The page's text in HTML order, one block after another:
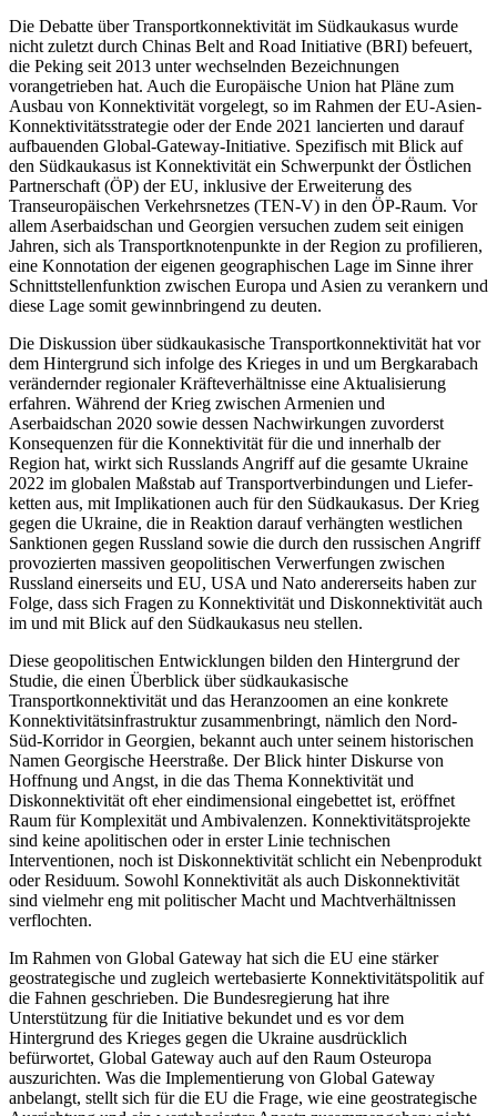
Die Debatte über Transportkonnektivität im Südkaukasus wurde
nicht zuletzt durch Chinas Belt and Road Initiative (BRI) befeuert,
die Peking seit 2013 unter wechselnden Bezeichnungen
vorangetrieben hat. Auch die Europäische Union hat Pläne zum
Ausbau von Konnektivität vorgelegt, so im Rahmen der EU-Asien-
Konnektivitätsstrategie oder der Ende 2021 lancierten und darauf
aufbauenden Global-Gateway-Initiative. Spezifisch mit Blick auf
den Süd­kaukasus ist Konnektivität ein Schwerpunkt der Östlichen
Partnerschaft (ÖP) der EU, inklusive der Erweiterung des
Transeuropäischen Verkehrsnetzes (TEN-V) in den ÖP-Raum. Vor
allem Aserbaidschan und Georgien versuchen zudem seit einigen
Jahren, sich als Transportknotenpunkte in der Region zu profilieren,
eine Konnotation der eigenen geographischen Lage im Sinne ihrer
Schnittstellenfunktion zwischen Europa und Asien zu verankern und
diese Lage somit gewinnbringend zu deuten.
Die Diskussion über südkaukasische Transportkonnektivität hat vor
dem Hintergrund sich infolge des Krieges in und um Bergkarabach
verändernder regionaler Kräfteverhältnisse eine Aktualisierung
erfahren. Während der Krieg zwischen Armenien und
Aserbaidschan 2020 sowie dessen Nachwirkungen zuvorderst
Konsequenzen für die Konnektivität für die und innerhalb der
Region hat, wirkt sich Russ­lands Angriff auf die gesamte Ukraine
2022 im globa­len Maßstab auf Transportverbindungen und Liefer­
ketten aus, mit Implikationen auch für den Süd­kaukasus. Der Krieg
gegen die Ukraine, die in Reak­tion darauf verhängten westlichen
Sanktionen gegen Russland sowie die durch den russischen Angriff
provozierten massiven geopolitischen Verwerfungen zwischen
Russland einerseits und EU, USA und Nato andererseits haben zur
Folge, dass sich Fragen zu Konnek­tivität und Diskonnektivität auch
im und mit Blick auf den Südkaukasus neu stellen.
Diese geopolitischen Entwicklungen bilden den Hintergrund der
Studie, die einen Überblick über südkaukasische
Transportkonnektivität und das Heranzoomen an eine konkrete
Konnektivitätsinfrastruktur zusammenbringt, nämlich den Nord-
Süd-Korridor in Georgien, bekannt auch unter seinem historischen
Namen Georgische Heerstraße. Der Blick hinter Diskurse von
Hoffnung und Angst, in die das Thema Konnektivität und
Diskonnektivität oft eher eindimensional eingebettet ist, eröffnet
Raum für Komplexität und Ambivalenzen. Konnektivitäts­projekte
sind keine apolitischen oder in erster Linie tech­nischen
Interventionen, noch ist Diskonnektivität schlicht ein Nebenprodukt
oder Residuum. Sowohl Konnektivität als auch Diskonnektivität
sind vielmehr eng mit politischer Macht und Machtverhältnissen
verflochten.
Im Rahmen von Global Gateway hat sich die EU eine stärker
geostrategische und zugleich wertebasierte Konnektivitätspolitik auf
die Fahnen geschrieben. Die Bundesregierung hat ihre
Unterstützung für die Initiative bekundet und es vor dem
Hintergrund des Krieges gegen die Ukraine ausdrücklich
befürwortet, Global Gateway auch auf den Raum Osteuropa
auszurichten. Was die Implementierung von Global Gateway
anbelangt, stellt sich für die EU die Frage, wie eine geostrategische